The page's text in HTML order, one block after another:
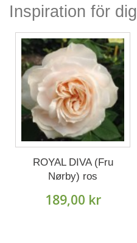
Inspiration för dig
ROYAL DIVA (Fru
Nørby) ros
189,00 kr